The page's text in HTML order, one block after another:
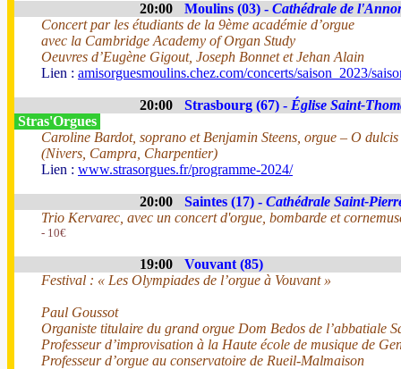
20:00 Moulins (03) - Cathédrale de
Concert par les étudiants de la 9ème académie d’orgue
avec la Cambridge Academy of Organ Study
Oeuvres d’Eugène Gigout, Joseph Bonnet et Jehan Alain
Lien : amisorguesmoulins.chez.com/concerts/saison_2023/
20:00 Strasbourg (67) - Église Saint-
Stras'Orgues
Caroline Bardot, soprano et Benjamin Steens, orgue – O
(Nivers, Campra, Charpentier)
Lien : www.strasorgues.fr/programme-2024/
20:00 Saintes (17) - Cathédrale Saint-
Trio Kervarec, avec un concert d'orgue, bombarde et
- 10€
19:00
Vouvant (85)
Festival : « Les Olympiades de l’orgue à Vouvant »
Paul Goussot
Organiste titulaire du grand orgue Dom Bedos de l’abbatiale
Professeur d’improvisation à la Haute école de musique de
Professeur d’orgue au conservatoire de Rueil-Malmaison